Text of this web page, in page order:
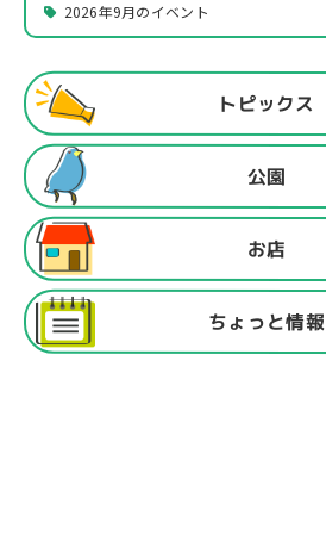
2026年9月のイベント
トピックス
公園
お店
ちょっと情報